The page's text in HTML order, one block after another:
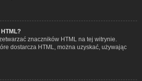
znaczników HTML na tej witrynie.
dostarcza HTML, można uzyskać, używając